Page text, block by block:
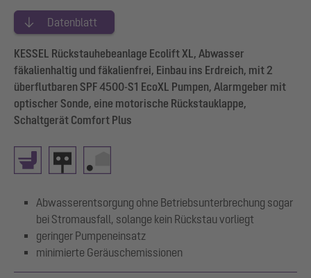
Datenblatt
KESSEL Rückstauhebeanlage Ecolift XL, Abwasser
fäkalienhaltig und fäkalienfrei, Einbau ins Erdreich, mit 2
überflutbaren SPF 4500-S1 EcoXL Pumpen, Alarmgeber mit
optischer Sonde, eine motorische Rückstauklappe,
Schaltgerät Comfort Plus
Abwasserentsorgung ohne Betriebsunterbrechung sogar
bei Stromausfall, solange kein Rückstau vorliegt
geringer Pumpeneinsatz
minimierte Geräuschemissionen